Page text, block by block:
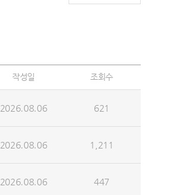
작성일 조회수
2026.08.06 621
2026.08.06 1,211
2026.08.06 447